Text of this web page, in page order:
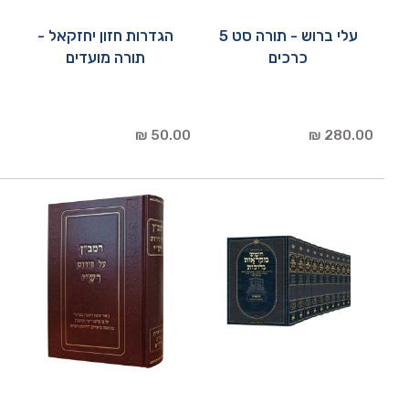
הגדרות חזון יחזקאל -
תורה מועדים
50.00 ₪
עלי ברוש - תורה סט 5
כרכים
280.00 ₪